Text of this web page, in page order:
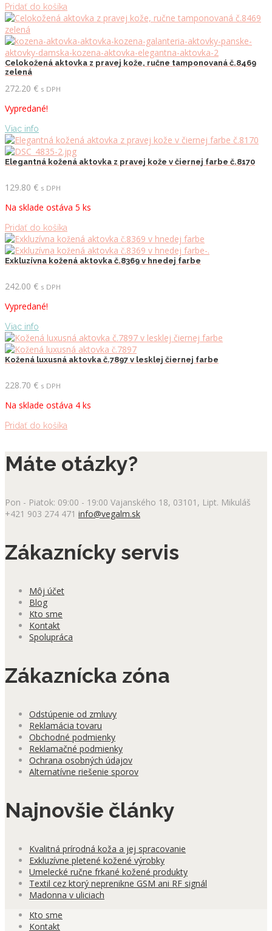
Pridať do košíka
Celokožená aktovka z pravej kože, ručne tamponovaná č.8469
zelená
272.20 € s DPH
Vypredané!
Viac info
Elegantná kožená aktovka z pravej kože v čiernej farbe č.8170
129.80 € s DPH
Na sklade ostáva 5 ks
Pridať do košíka
Exkluzívna kožená aktovka č.8369 v hnedej farbe
242.00 € s DPH
Vypredané!
Viac info
Kožená luxusná aktovka č.7897 v lesklej čiernej farbe
228.70 € s DPH
Na sklade ostáva 4 ks
Pridať do košíka
Máte otázky?
Pon - Piatok: 09:00 - 19:00 Vajanského 18, 03101, Lipt. Mikuláš
+421 903 274 471 info@vegalm.sk
Zákaznícky servis
Môj účet
Blog
Kto sme
Kontakt
Spolupráca
Zákaznícka zóna
Odstúpenie od zmluvy
Reklamácia tovaru
Obchodné podmienky
Reklamačné podmienky
Ochrana osobných údajov
Alternatívne riešenie sporov
Najnovšie články
Kvalitná prírodná koža a jej spracovanie
Exkluzívne pletené kožené výrobky
Umelecké ručne frkané kožené produkty
Textil cez ktorý neprenikne GSM ani RF signál
Madonna v uliciach
Kto sme
Kontakt